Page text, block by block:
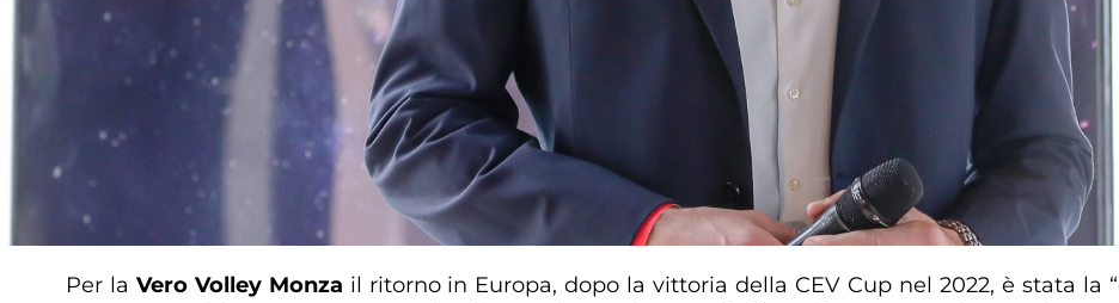
Per la Vero Volley Monza il ritorno in Europa, dopo la vittoria della CEV Cup nel 2022, è stata la